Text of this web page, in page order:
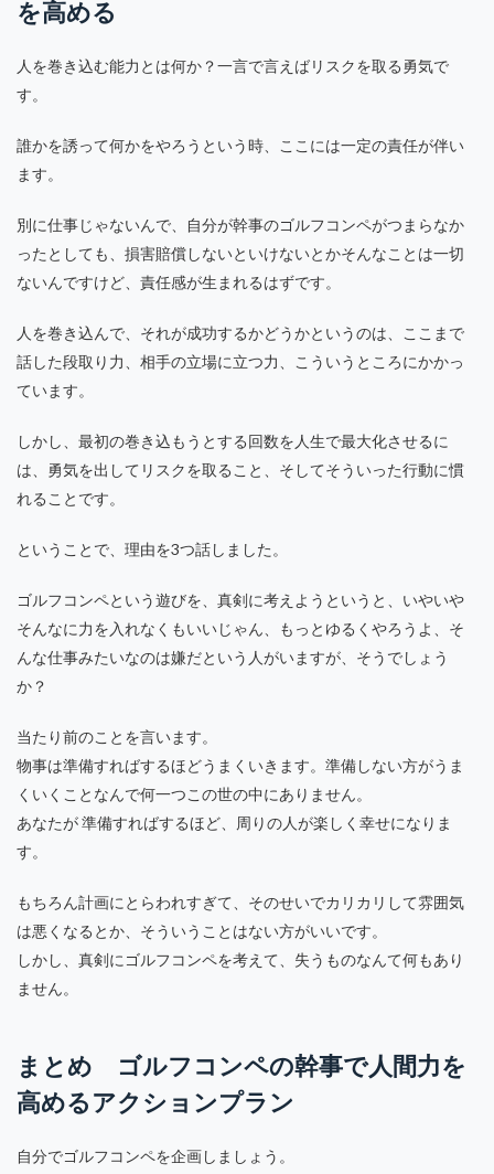
を高める
人を巻き込む能力とは何か？一言で言えばリスクを取る勇気で
す。
誰かを誘って何かをやろうという時、ここには一定の責任が伴い
ます。
別に仕事じゃないんで、自分が幹事のゴルフコンペがつまらなか
ったとしても、損害賠償しないといけないとかそんなことは一切
ないんですけど、責任感が生まれるはずです。
人を巻き込んで、それが成功するかどうかというのは、ここまで
話した段取り力、相手の立場に立つ力、こういうところにかかっ
ています。
しかし、最初の巻き込もうとする回数を人生で最大化させるに
は、勇気を出してリスクを取ること、そしてそういった行動に慣
れることです。
ということで、理由を3つ話しました。
ゴルフコンペという遊びを、真剣に考えようというと、いやいや
そんなに力を入れなくもいいじゃん、もっとゆるくやろうよ、そ
んな仕事みたいなのは嫌だという人がいますが、そうでしょう
か？
当たり前のことを言います。
物事は準備すればするほどうまくいきます。準備しない方がうま
くいくことなんで何一つこの世の中にありません。
あなたが 準備すればするほど、周りの人が楽しく幸せになりま
す。
もちろん計画にとらわれすぎて、そのせいでカリカリして雰囲気
は悪くなるとか、そういうことはない方がいいです。
しかし、真剣にゴルフコンペを考えて、失うものなんて何もあり
ません。
まとめ ゴルフコンペの幹事で人間力を
高めるアクションプラン
自分でゴルフコンペを企画しましょう。